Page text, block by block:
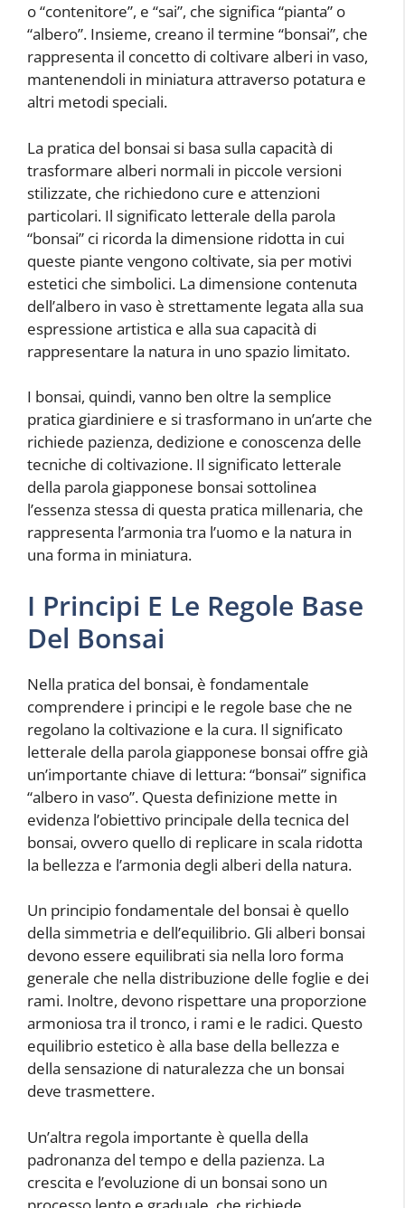
o “contenitore”, e “sai”, che significa “pianta” o
“albero”. Insieme, creano il termine “bonsai”, che
rappresenta il concetto di coltivare alberi in vaso,
mantenendoli in miniatura attraverso potatura e
altri metodi speciali.
La pratica del bonsai si basa sulla capacità di
trasformare alberi normali in piccole versioni
stilizzate, che richiedono cure e attenzioni
particolari. Il significato letterale della parola
“bonsai” ci ricorda la dimensione ridotta in cui
queste piante vengono coltivate, sia per motivi
estetici che simbolici. La dimensione contenuta
dell’albero in vaso è strettamente legata alla sua
espressione artistica e alla sua capacità di
rappresentare la natura in uno spazio limitato.
I bonsai, quindi, vanno ben oltre la semplice
pratica giardiniere e si trasformano in un’arte che
richiede pazienza, dedizione e conoscenza delle
tecniche di coltivazione. Il significato letterale
della parola giapponese bonsai sottolinea
l’essenza stessa di questa pratica millenaria, che
rappresenta l’armonia tra l’uomo e la natura in
una forma in miniatura.
I Principi E Le Regole Base
Del Bonsai
Nella pratica del bonsai, è fondamentale
comprendere i principi e le regole base che ne
regolano la coltivazione e la cura. Il significato
letterale della parola giapponese bonsai offre già
un’importante chiave di lettura: “bonsai” significa
“albero in vaso”. Questa definizione mette in
evidenza l’obiettivo principale della tecnica del
bonsai, ovvero quello di replicare in scala ridotta
la bellezza e l’armonia degli alberi della natura.
Un principio fondamentale del bonsai è quello
della simmetria e dell’equilibrio. Gli alberi bonsai
devono essere equilibrati sia nella loro forma
generale che nella distribuzione delle foglie e dei
rami. Inoltre, devono rispettare una proporzione
armoniosa tra il tronco, i rami e le radici. Questo
equilibrio estetico è alla base della bellezza e
della sensazione di naturalezza che un bonsai
deve trasmettere.
Un’altra regola importante è quella della
padronanza del tempo e della pazienza. La
crescita e l’evoluzione di un bonsai sono un